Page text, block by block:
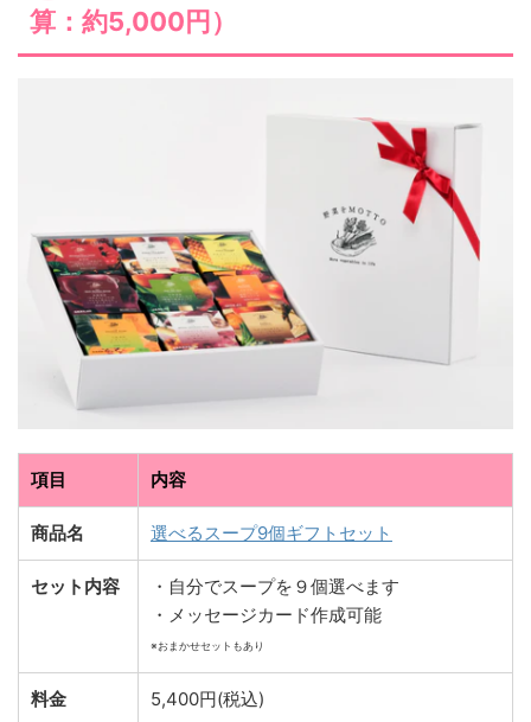
算：約5,000円）
項目 内容
商品名 選べるスープ9個ギフトセット
セット内容
・自分でスープを９個選べます
・メッセージカード作成可能
※おまかせセットもあり
料金 5,400円(税込)